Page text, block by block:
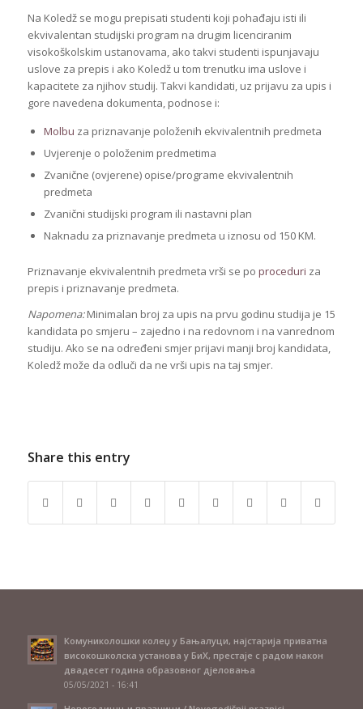
Na Koledž se mogu prepisati studenti koji pohađaju isti ili
ekvivalentan studijski program na drugim licenciranim
visokoškolskim ustanovama, ako takvi studenti ispunjavaju
uslove za prepis i ako Koledž u tom trenutku ima uslove i
kapacitete za njihov studij. Takvi kandidati, uz prijavu za upis i
gore navedena dokumenta, podnose i:
Molbu za priznavanje položenih ekvivalentnih predmeta
Uvjerenje o položenim predmetima
Zvanične (ovjerene) opise/programe ekvivalentnih
predmeta
Zvanični studijski program ili nastavni plan
Naknadu za priznavanje predmeta u iznosu od 150 KM.
Priznavanje ekvivalentnih predmeta vrši se po proceduri za
prepis i priznavanje predmeta.
Napomena:Minimalan broj za upis na prvu godinu studija je 15
kandidata po smjeru – zajedno i na redovnom i na vanrednom
studiju. Ako se na određeni smjer prijavi manji broj kandidata,
Koledž može da odluči da ne vrši upis na taj smjer.
Share this entry
Комуниколошки колеџ у Бањалуци, најстарија приватна
високошколска установа у БиХ, престаје с радом након
двадесет година образовног дјеловања
05/05/2021 - 16:41